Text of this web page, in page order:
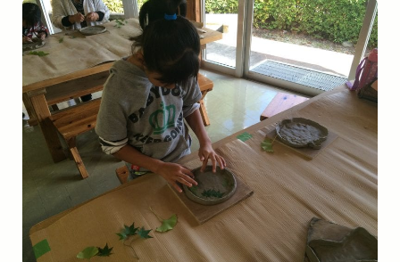
プライバシーポリシー
情報公開要領
スタッフ・インターンの募集
TEL 059-394-2350
FAX 059-394-2440
メールで問い合わせる